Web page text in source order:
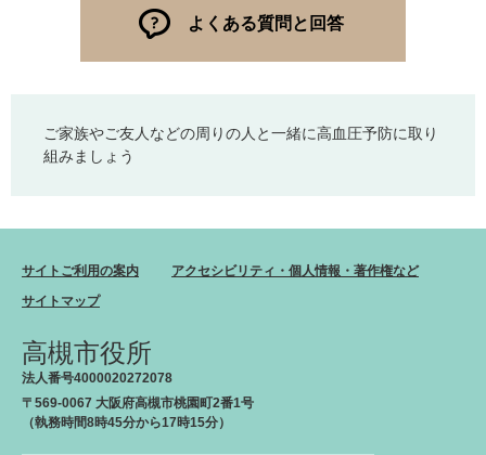
よくある質問と回答
ご家族やご友人などの周りの人と一緒に高血圧予防に取り
組みましょう
サイトご利用の案内
アクセシビリティ・個人情報・著作権など
サイトマップ
高槻市役所
法人番号4000020272078
〒569-0067 大阪府高槻市桃園町2番1号
（執務時間8時45分から17時15分）